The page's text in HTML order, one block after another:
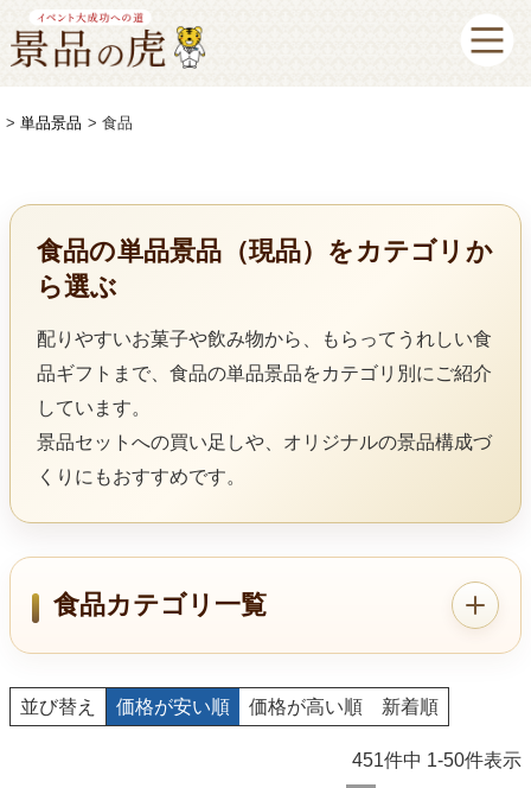
単品景品 食品
食品の単品景品（現品）をカテゴリか
ら選ぶ
配りやすいお菓子や飲み物から、もらってうれしい食
品ギフトまで、食品の単品景品をカテゴリ別にご紹介
しています。
景品セットへの買い足しや、オリジナルの景品構成づ
くりにもおすすめです。
食品カテゴリ一覧
並び替え 価格が安い順 価格が高い順 新着順
451件中 1-50件表示